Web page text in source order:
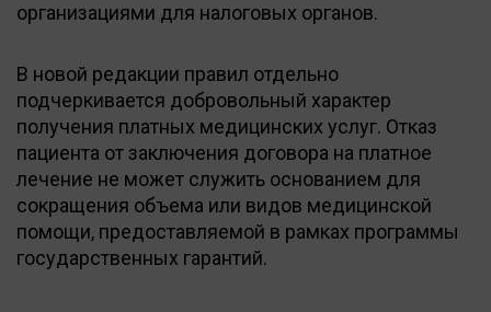
организациями для налоговых органов.
В новой редакции правил отдельно
подчеркивается добровольный характер
получения платных медицинских услуг. Отказ
пациента от заключения договора на платное
лечение не может служить основанием для
сокращения объема или видов медицинской
помощи, предоставляемой в рамках программы
государственных гарантий.